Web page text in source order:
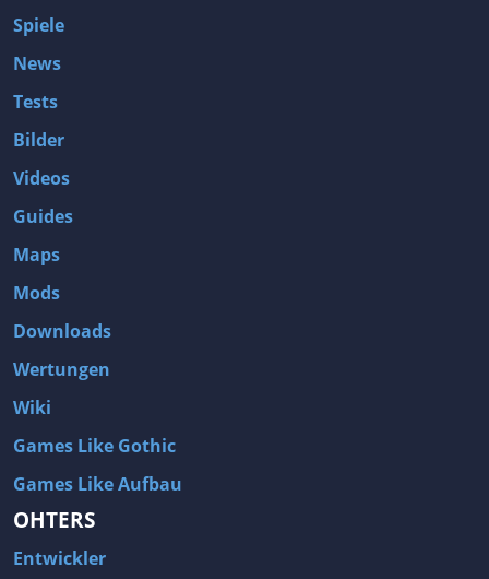
Spiele
News
Tests
Bilder
Videos
Guides
Maps
Mods
Downloads
Wertungen
Wiki
Games Like Gothic
Games Like Aufbau
OHTERS
Entwickler